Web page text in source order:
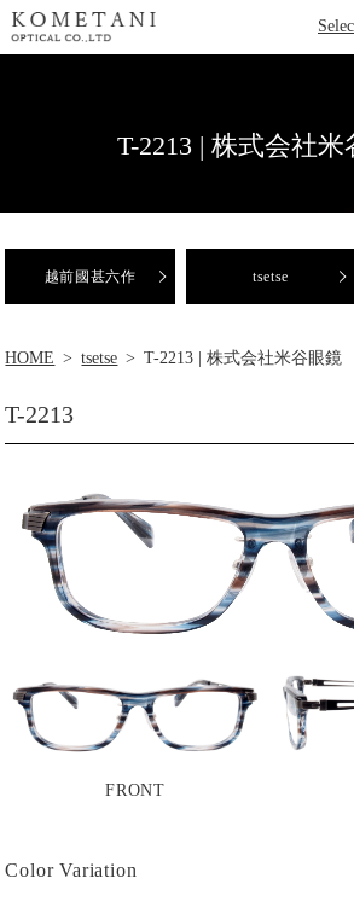
T-2213 | 株式会社
越前國甚六作 tsetse
HOME tsetse T-2213 | 株式会社米谷眼鏡
T-2213
FRONT
Color Variation